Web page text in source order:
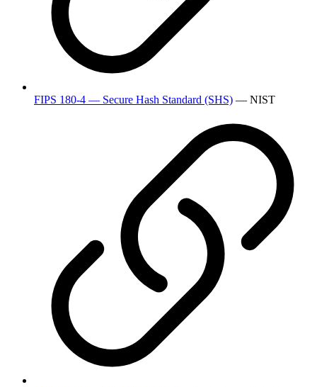
FIPS 180-4 — Secure Hash Standard (SHS) — NIST